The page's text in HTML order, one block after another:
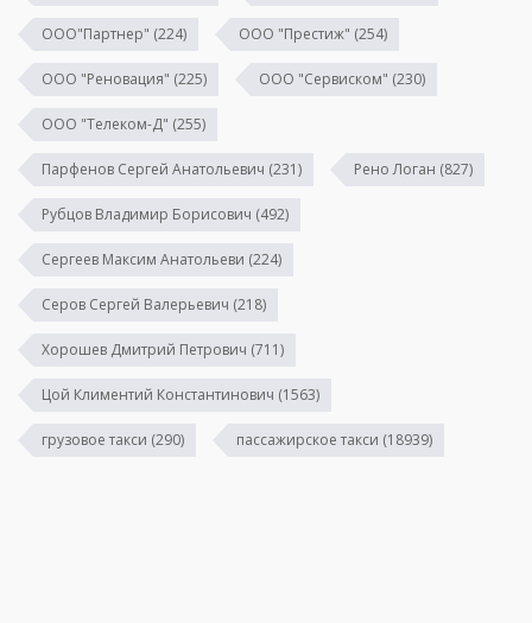
ООО"Партнер" (224) ООО "Престиж" (254)
ООО "Реновация" (225) ООО "Сервиском" (230)
ООО "Телеком-Д" (255)
Парфенов Сергей Анатольевич (231) Рено Логан (827)
Рубцов Владимир Борисович (492)
Сергеев Максим Анатольеви (224)
Серов Сергей Валерьевич (218)
Хорошев Дмитрий Петрович (711)
Цой Климентий Константинович (1563)
грузовое такси (290) пассажирское такси (18939)